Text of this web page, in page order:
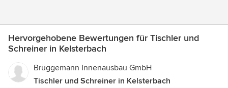
Hervorgehobene Bewertungen für Tischler und
Schreiner in Kelsterbach
Brüggemann Innenausbau GmbH
Tischler und Schreiner in Kelsterbach